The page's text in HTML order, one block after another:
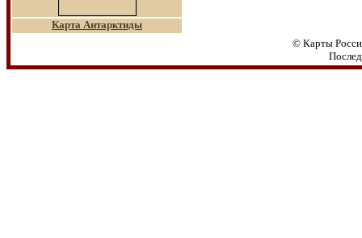
Карта Антарктиды
© Карты